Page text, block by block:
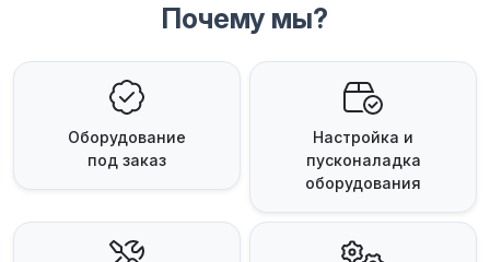
Почему мы?
Оборудование
под заказ
Настройка и
пусконаладка
оборудования